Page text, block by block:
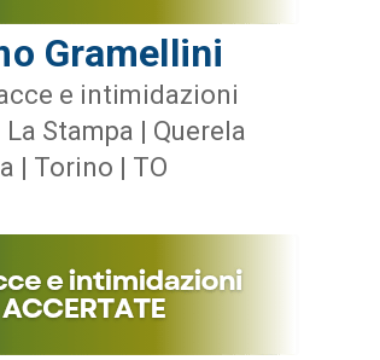
Gramellini
e intimidazioni
Stampa | Querela
| Torino | TO